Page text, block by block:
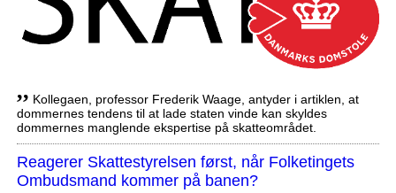
,, Kollegaen, professor Frederik Waage, antyder i artiklen, at
dommernes tendens til at lade staten vinde kan skyldes
dommernes manglende ekspertise på skatteområdet.
Reagerer Skattestyrelsen først, når Folketingets
Ombudsmand kommer på banen?